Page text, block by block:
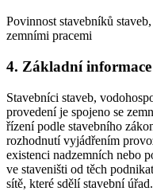
Povinnost stavebníků
zemními pracemi
4. Základní
Stavebníci staveb,
provedení je spojeno se
řízení podle stavebního
rozhodnutí vyjádřením
existenci nadzemních nebo
ve staveništi od těch
sítě, které sdělí stavební úřad.